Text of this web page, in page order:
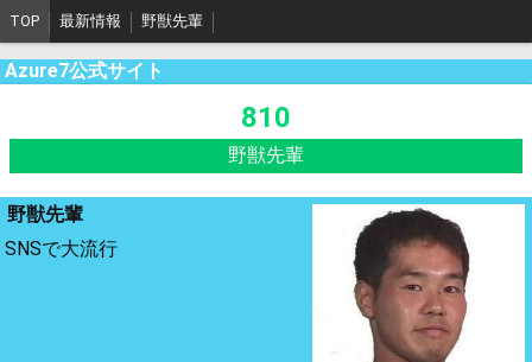
TOP 最新情報 野獣先輩
Azure7公式サイト
810
野獣先輩
野獣先輩
SNSで大流行